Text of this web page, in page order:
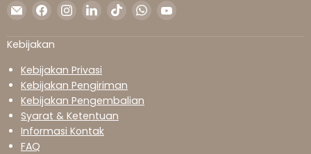
Temukan
di
Surel
TemukanTemukanTemukanTemukanTemukan
Kebijakan
Kebijakan Privasi
Kebijakan Pengiriman
Kebijakan Pengembalian
Syarat & Ketentuan
Informasi Kontak
FAQ